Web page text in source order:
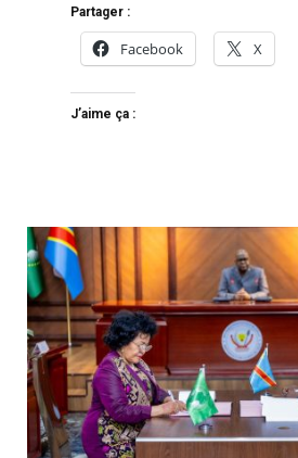
Partager :
Facebook X
J’aime ça :